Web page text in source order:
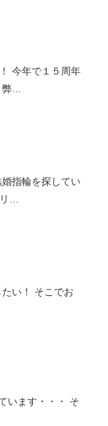
今年で１５周年
…
指輪を探してい
…
い！ そこでお
います・・・ そ